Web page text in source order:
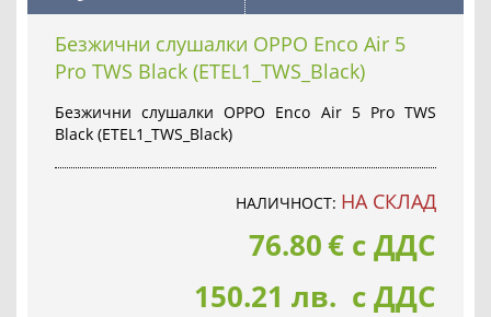
Безжични слушалки OPPO Enco Air 5
Pro TWS Black (ETEL1_TWS_Black)
Безжични слушалки OPPO Enco Air 5 Pro TWS
Black (ETEL1_TWS_Black)
НАЛИЧНОСТ: НА СКЛАД
76.80€ с ДДС
150.21 лв. с ДДС